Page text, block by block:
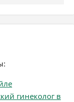
гинеколог в